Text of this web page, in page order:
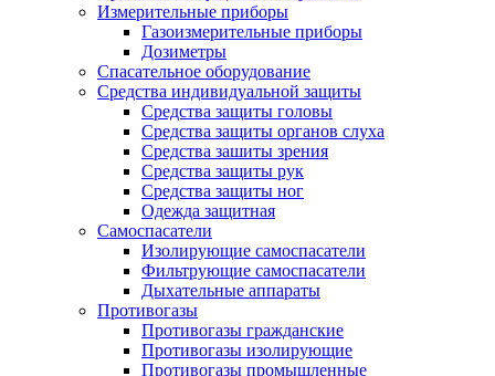
Измерительные приборы
Газоизмерительные приборы
Дозиметры
Спасательное оборудование
Средства индивидуальной защиты
Средства защиты головы
Средства защиты органов слуха
Средства зашиты зрения
Средства защиты рук
Средства защиты ног
Одежда защитная
Самоспасатели
Изолирующие самоспасатели
Фильтрующие самоспасатели
Дыхательные аппараты
Противогазы
Противогазы гражданские
Противогазы изолирующие
Противогазы промышленные